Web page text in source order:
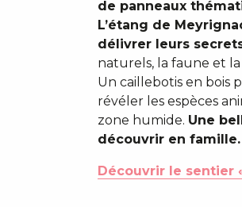
de panneaux
L’étang de
délivrer leurs
naturels, la faune et
Un caillebotis en bois
révéler les espèces
zone humide. Une
découvrir en famille.
Découvrir le sentier